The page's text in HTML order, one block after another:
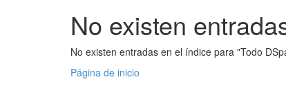
No existen
No existen entradas en el índice para "Todo
Página de inicio